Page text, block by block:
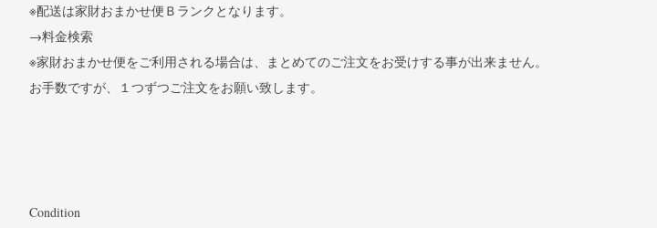
※配送は家財おまかせ便Ｂランクとなります。
→料金検索
※家財おまかせ便をご利用される場合は、まとめてのご注文をお受けする事が出来ません。
お手数ですが、１つずつご注文をお願い致します。
Condition